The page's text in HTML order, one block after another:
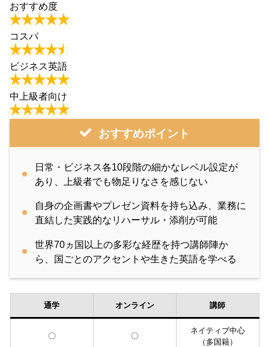
おすすめ度
コスパ
ビジネス英語
中上級者向け
おすすめポイント
日常・ビジネス各10段階の細かなレベル設定が
あり、上級者でも物足りなさを感じない
自身の企画書やプレゼン資料を持ち込み、業務に
直結した実践的なリハーサル・添削が可能
世界70ヵ国以上の多彩な経歴を持つ講師陣か
ら、国ごとのアクセントや生きた英語を学べる
通学 オンライン 講師
〇 〇
ネイティブ中心
（多国籍）